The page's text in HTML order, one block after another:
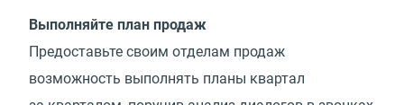
Выполняйте план продаж
Предоставьте своим отделам продаж
возможность выполнять планы квартал